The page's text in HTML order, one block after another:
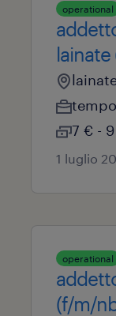
operational
lainate
7 € -
1 luglio
operational
(f/m/